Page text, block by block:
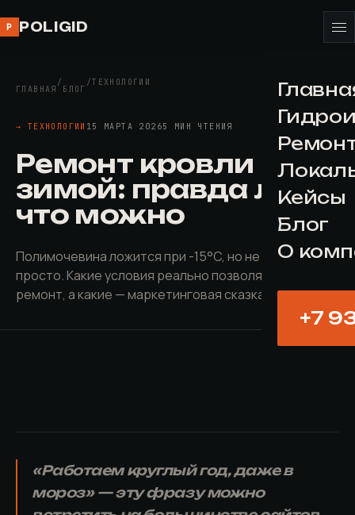
P POLIGID
Кейсы
Блог
О
+7
ГЛАВНАЯ
/
БЛОГ
/ТЕХНОЛОГИИ
→ ТЕХНОЛОГИИ 15 МАРТА 20265 МИН ЧТЕНИЯ
Ремонт кровли
зимой: правда ли,
что можно
Полимочевина ложится при -15°C, но не всё так
просто. Какие условия реально позволяют зимний
ремонт, а какие — маркетинговая сказка.
«Работаем круглый год, даже в
мороз» — эту фразу можно